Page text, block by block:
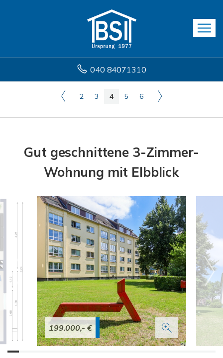
040 84071310
2 3 4 5 6
Gut geschnittene 3-Zimmer-
Wohnung mit Elbblick
199.000,- €